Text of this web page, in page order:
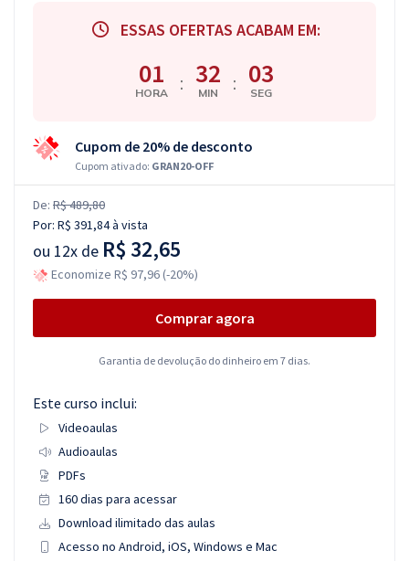
ESSAS OFERTAS ACABAM EM:
01
HORA : 32
MIN : 02
SEG
Cupom de 20% de desconto
Cupom ativado: GRAN20-OFF
De: R$ 489,80
Por: R$ 391,84à vista
ou 12x de R$ 32,65
Economize R$ 97,96 (-20%)
Comprar agora
Garantia de devolução do dinheiro em 7 dias.
Este curso inclui:
Videoaulas
Audioaulas
PDFs
160 dias para acessar
Download ilimitado das aulas
Acesso no Android, iOS, Windows e Mac